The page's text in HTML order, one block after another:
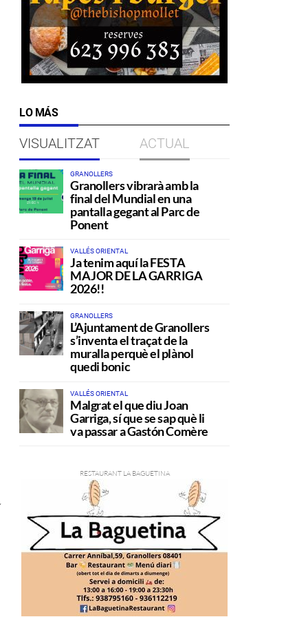
LO MÁS
VISUALITZAT ACTUAL
GRANOLLERS
Granollers vibrarà amb la
final del Mundial en una
pantalla gegant al Parc de
Ponent
VALLÉS ORIENTAL
Ja tenim aquí la FESTA
MAJOR DE LA GARRIGA
2026!!
GRANOLLERS
L’Ajuntament de Granollers
s’inventa el traçat de la
muralla perquè el plànol
quedi bonic
VALLÉS ORIENTAL
Malgrat el que diu Joan
Garriga, sí que se sap què li
va passar a Gastón Comère